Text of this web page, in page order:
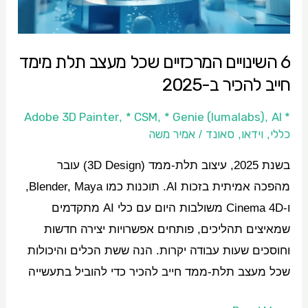
6 השינויים המרכזיים שכל מעצב תלת מימד
חייב להכיר ב-2025
* Adobe 3D Painter
, * CSM, * Genie (lumalabs), AI
כללי,וידאו,סאונד /אמיר משה
בשנת 2025, עיצוב תלת-ממד (3D Design) עובר
מהפכה אמיתית בזכות AI. תוכנות כמו Blender, Maya,
ו-Cinema 4D משולבות היום עם כלי AI מתקדמים
שמאיצים תהליכים, פותחים אפשרויות יצירה חדשות
וחוסכים שעות עבודה יקרות. הנה ששת הכלים והיכולות
שכל מעצב תלת-ממד חייב להכיר כדי להוביל בתעשייה
מימד
להכיר
ב-2025